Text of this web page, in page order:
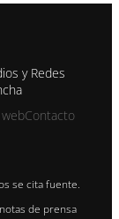
y Redes
Contacto
se cita fuente.
de prensa